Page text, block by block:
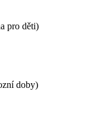
pro děti)
doby)